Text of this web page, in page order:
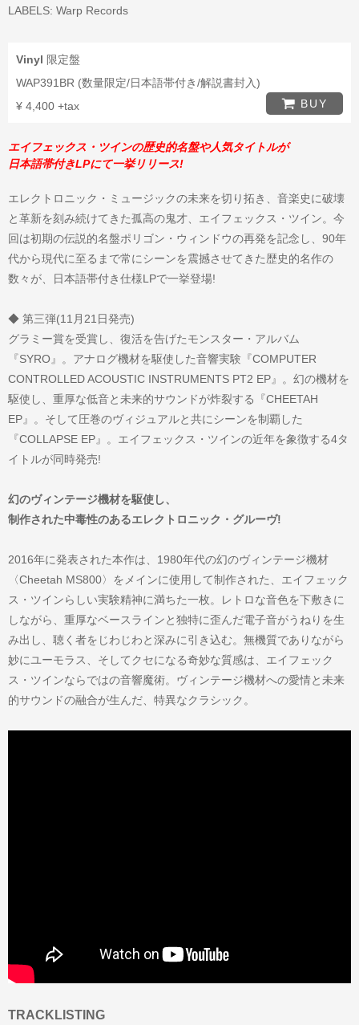
LABELS: Warp Records
Vinyl 限定盤
WAP391BR (数量限定/日本語帯付き/解説書封入)
¥ 4,400 +tax
BUY
エイフェックス・ツインの歴史的名盤や人気タイトルが
日本語帯付きLPにて一挙リリース!
エレクトロニック・ミュージックの未来を切り拓き、音楽史に破壊
と革新を刻み続けてきた孤高の鬼才、エイフェックス・ツイン。今
回は初期の伝説的名盤ポリゴン・ウィンドウの再発を記念し、90年
代から現代に至るまで常にシーンを震撼させてきた歴史的名作の
数々が、日本語帯付き仕様LPで一挙登場!
◆ 第三弾(11月21日発売)
グラミー賞を受賞し、復活を告げたモンスター・アルバム
『SYRO』。アナログ機材を駆使した音響実験『COMPUTER
CONTROLLED ACOUSTIC INSTRUMENTS PT2 EP』。幻の機材を
駆使し、重厚な低音と未来的サウンドが炸裂する『CHEETAH
EP』。そして圧巻のヴィジュアルと共にシーンを制覇した
『COLLAPSE EP』。エイフェックス・ツインの近年を象徴する4タ
イトルが同時発売!
幻のヴィンテージ機材を駆使し、
制作された中毒性のあるエレクトロニック・グルーヴ!
2016年に発表された本作は、1980年代の幻のヴィンテージ機材
〈Cheetah MS800〉をメインに使用して制作された、エイフェック
ス・ツインらしい実験精神に満ちた一枚。レトロな音色を下敷きに
しながら、重厚なベースラインと独特に歪んだ電子音がうねりを生
み出し、聴く者をじわじわと深みに引き込む。無機質でありながら
妙にユーモラス、そしてクセになる奇妙な質感は、エイフェック
ス・ツインならではの音響魔術。ヴィンテージ機材への愛情と未来
的サウンドの融合が生んだ、特異なクラシック。
TRACKLISTING